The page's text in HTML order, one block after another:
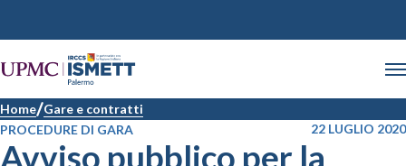
Home Gare e contratti
PROCEDURE DI GARA
22 LUGLIO 2020
Avviso pubblico per la